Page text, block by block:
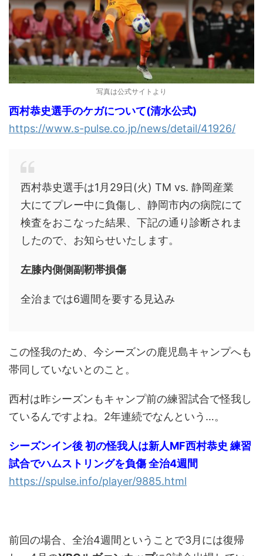
写真は公式サイトより
西村恭史選手のケガについて(清水公式)
https://www.s-pulse.co.jp/news/detail/41926/
西村恭史選手は1月29日(火) TM vs. 静岡産業
大にてプレー中に負傷し、静岡市内の病院にて
検査をおこなった結果、下記の通り診断されま
したので、お知らせいたします。
左膝内側側副靭帯損傷
全治までは6週間を要する見込み
この怪我のため、今シーズンの鹿児島キャンプへも
帯同していないとのこと。
西村は昨シーズンもキャンプ前の練習試合で怪我し
ているんですよね。2年連続でなんという…。
シーズンイン後 初の怪我人は新人MF西村恭史 練習
試合でハムストリングを負傷 全治4週間
https://spulse.info/player/9885.html
前回の場合、全治4週間ということで3月には復帰